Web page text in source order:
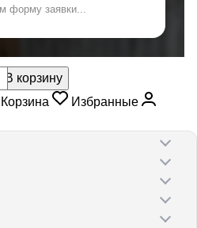
форму заявки...
В корзину
Корзина
Избранные